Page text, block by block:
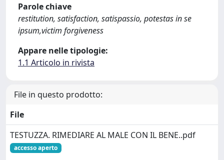
Parole chiave
restitution, satisfaction, satispassio, potestas in se
ipsum,victim forgiveness
Appare nelle tipologie:
1.1 Articolo in rivista
File in questo prodotto:
File
TESTUZZA. RIMEDIARE AL MALE CON IL BENE..pdf
accesso aperto